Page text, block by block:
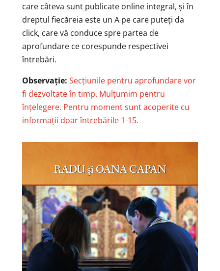
care câteva sunt publicate online integral, și în
dreptul fiecăreia este un A pe care puteți da
click, care vă conduce spre partea de
aprofundare ce corespunde respectivei
întrebări.
Observație: Secțiunile pentru aprofundare vor
fi dezvoltate în timp. Mulțumim pentru
înțelegere. Pentru moment sunt acoperite cu
informații doar întrebările 1-15.